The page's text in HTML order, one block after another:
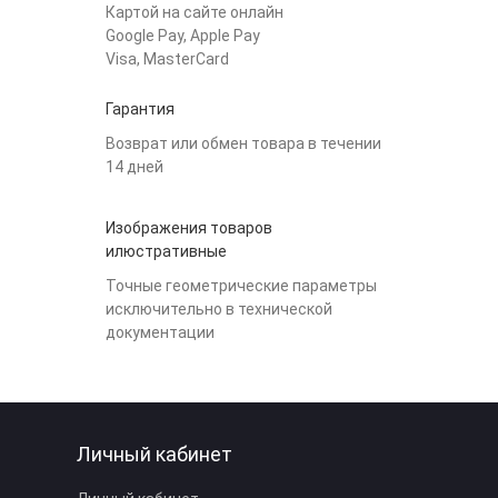
Картой на сайте онлайн
Google Pay, Apple Pay
Visa, MasterCard
Гарантия
Возврат или обмен товара в течении
14 дней
Изображения товаров
илюстративные
Точные геометрические параметры
исключительно в технической
документации
Личный кабинет